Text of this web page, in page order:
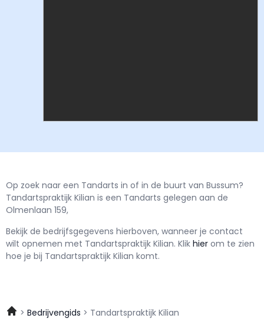
Op zoek naar een Tandarts in of in de buurt van Bussum?
Tandartspraktijk Kilian is een Tandarts gelegen aan de
Olmenlaan 159,
Bekijk de bedrijfsgegevens hierboven, wanneer je contact
wilt opnemen met Tandartspraktijk Kilian. Klik hier om te zien
hoe je bij Tandartspraktijk Kilian komt.
Bedrijvengids Tandartspraktijk Kilian